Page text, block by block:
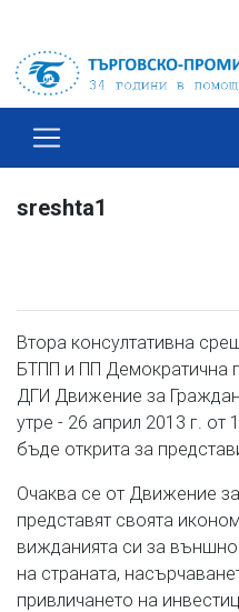
sreshta1
Втора консултативна
БТПП и ПП Демократична
ДГИ Движение за
утре - 26 април 2013 г.
бъде открита за
Очаква се от Движение
представят своята
вижданията си за
на страната,
привличането на